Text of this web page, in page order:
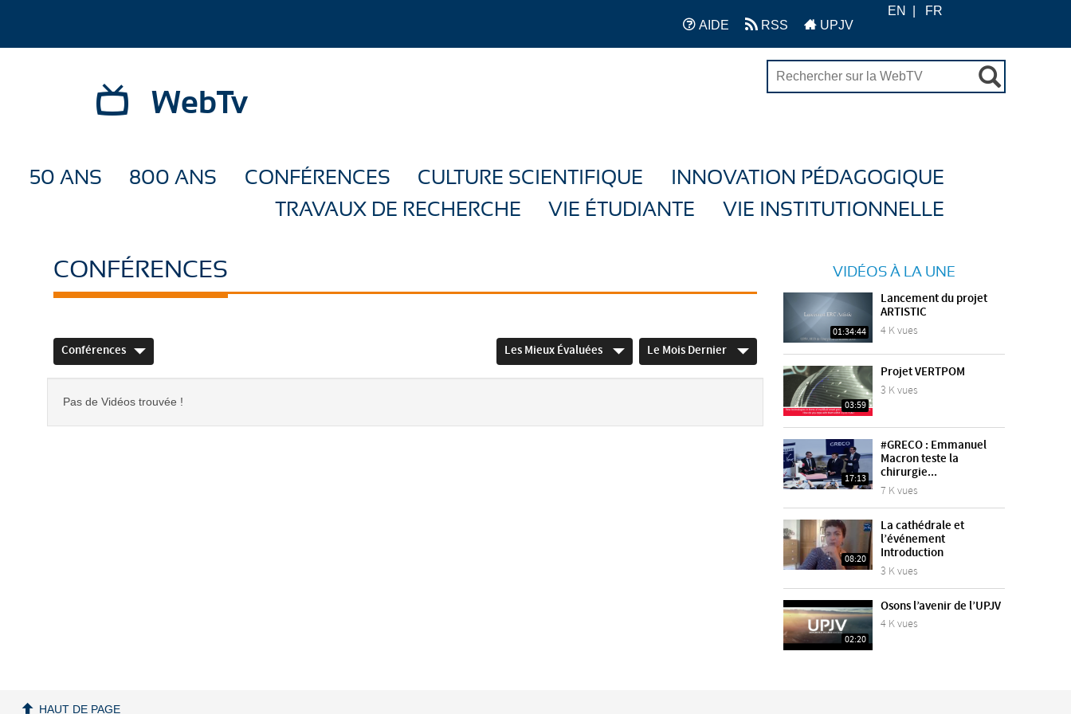
AIDE RSS UPJV
EN FR
WebTv
50 ANS 800 ANS CONFÉRENCES CULTURE SCIENTIFIQUE
INNOVATION PÉDAGOGIQUE
TRAVAUX DE RECHERCHE
VIE ÉTUDIANTE VIE INSTITUTIONNELLE
CONFÉRENCES
Conférences Les Mieux Évaluées Le Mois Dernier
Pas de Vidéos trouvée !
VIDÉOS À LA UNE
01:34:44
Lancement du projet
ARTISTIC
4 K vues
03:59
Projet VERTPOM
3 K vues
17:13
#GRECO : Emmanuel
Macron teste la
chirurgie...
7 K vues
08:20
La cathédrale et
l’événement
Introduction
3 K vues
02:20
Osons l’avenir de l’UPJV
4 K vues
HAUT DE PAGE